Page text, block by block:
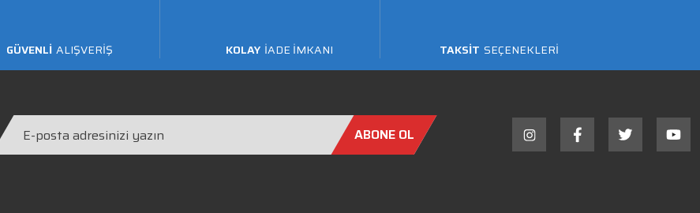
GÜVENLİ ALIŞVERİŞ KOLAY İADE İMKANI TAKSİT SEÇENEKLERİ
ABONE OL